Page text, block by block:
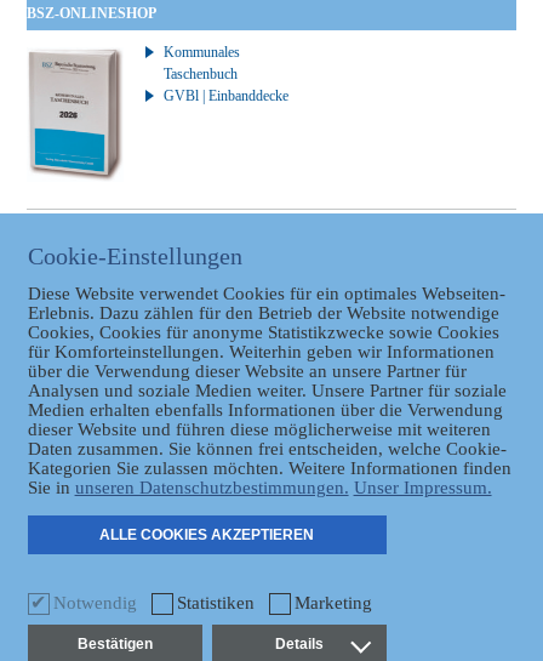
BSZ-ONLINESHOP
Kommunales
Taschenbuch
GVBl | Einbanddecke
Landtag
Datenschutz
Cookie-Einstellungen
Diese Website verwendet Cookies für ein optimales Webseiten-
Erlebnis. Dazu zählen für den Betrieb der Website notwendige
Cookies, Cookies für anonyme Statistikzwecke sowie Cookies
für Komforteinstellungen. Weiterhin geben wir Informationen
über die Verwendung dieser Website an unsere Partner für
Analysen und soziale Medien weiter. Unsere Partner für soziale
Medien erhalten ebenfalls Informationen über die Verwendung
dieser Website und führen diese möglicherweise mit weiteren
Daten zusammen. Sie können frei entscheiden, welche Cookie-
Kategorien Sie zulassen möchten. Weitere Informationen finden
Sie in unseren Datenschutzbestimmungen. Unser Impressum.
ALLE COOKIES AKZEPTIEREN
Notwendig Statistiken Marketing
Bestätigen Details